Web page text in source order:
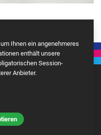
GmbH – Site developed by
Ihnen ein angenehmeres
enthält unsere
Session-
Anbieter.